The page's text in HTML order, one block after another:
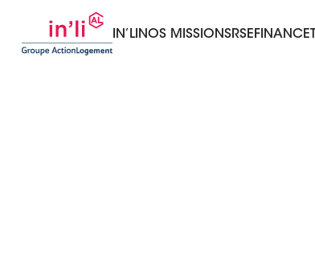
IN’LI NOS MISSIONS RSE FINANCE